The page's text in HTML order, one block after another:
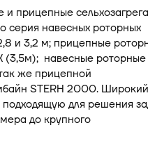
прицепные
серия навесных роторных
и 3,2 м; прицепные
(3,5м); навесные роторные
же прицепной
STERH 2000. Широкий
подходящую для решения
до крупного